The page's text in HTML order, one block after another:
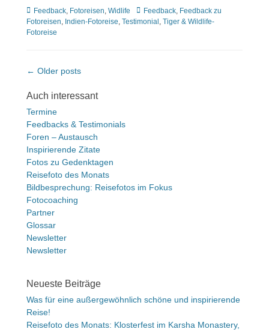
Kategorien
Feedback, Fotoreisen, Widlife TagsFeedback, Feedback zu
Fotoreisen, Indien-Fotoreise, Testimonial , Tiger & Wildlife-
Fotoreise
Beitragsnavigation
← Older posts
Auch interessant
Termine
Feedbacks & Testimonials
Foren – Austausch
Inspirierende Zitate
Fotos zu Gedenktagen
Reisefoto des Monats
Bildbesprechung: Reisefotos im Fokus
Fotocoaching
Partner
Glossar
Newsletter
Newsletter
Neueste Beiträge
Was für eine außergewöhnlich schöne und inspirierende
Reise!
Reisefoto des Monats: Klosterfest im Karsha Monastery,